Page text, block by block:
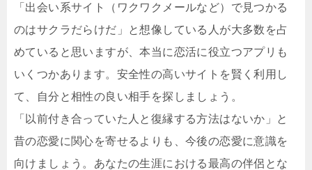
「出会い系サイト（ワクワクメールなど）で見つかる
のはサクラだらけだ」と想像している人が大多数を占
めていると思いますが、本当に恋活に役立つアプリも
いくつかあります。安全性の高いサイトを賢く利用し
て、自分と相性の良い相手を探しましょう。
「以前付き合っていた人と復縁する方法はないか」と
昔の恋愛に関心を寄せるよりも、今後の恋愛に意識を
向けましょう。あなたの生涯における最高の伴侶とな